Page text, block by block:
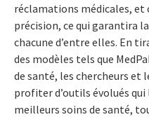
réclamations médicales, et
précision, ce qui garantira
chacune d’entre elles. En
des modèles tels que
de santé, les chercheurs
profiter d’outils évolués
meilleurs soins de santé,